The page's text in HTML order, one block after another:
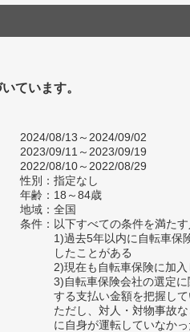
ています。
2024/08/13～2024/09/02
2023/09/11～2023/09/19
2022/08/10～2022/08/29
性別：指定なし
年齢：18～84歳
地域：全国
条件：以下すべての条件を満たす
1)過去5年以内に自転車保
したことがある
2)現在も自転車保険に加入
3)自転車保険会社の選定
する支払い金額を把握して
ただし、対人・対物事故
に自身が運転していなか